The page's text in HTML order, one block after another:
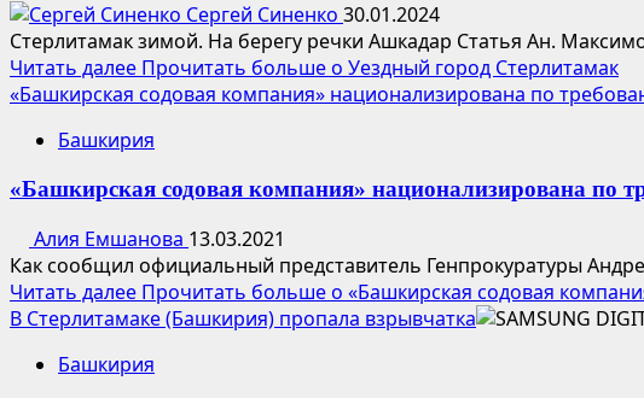
Сергей Синенко 30.01.2024
Стерлитамак зимой. На берегу речки Ашкадар Статья Ан.
Читать далее Прочитать больше о Уездный город Стерлитамак
«Башкирская содовая компания» национализирована по
Башкирия
«Башкирская содовая компания» национализирована по
Алия Емшанова 13.03.2021
Как сообщил официальный представитель Генпрокуратуры
Читать далее Прочитать больше о «Башкирская содовая
В Стерлитамаке (Башкирия) пропала взрывчатка
Башкирия